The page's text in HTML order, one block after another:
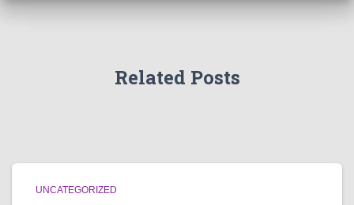
Related Posts
UNCATEGORIZED